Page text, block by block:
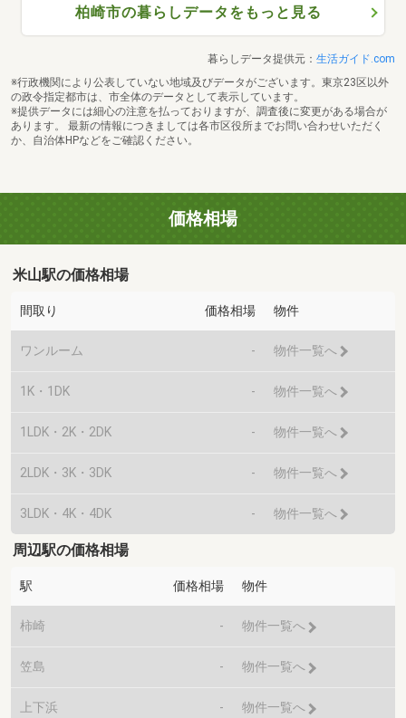
柏崎市の暮らしデータをもっと見る
暮らしデータ提供元： 生活ガイド.com
※行政機関により公表していない地域及びデータがございます。東京23区以外
の政令指定都市は、市全体のデータとして表示しています。
※提供データには細心の注意を払っておりますが、調査後に変更がある場合が
あります。 最新の情報につきましては各市区役所までお問い合わせいただく
か、自治体HPなどをご確認ください。
価格相場
米山駅の価格相場
間取り 価格相場 物件
ワンルーム - 物件一覧へ
1K・1DK - 物件一覧へ
1LDK・2K・2DK - 物件一覧へ
2LDK・3K・3DK - 物件一覧へ
3LDK・4K・4DK - 物件一覧へ
周辺駅の価格相場
駅 価格相場 物件
柿崎 - 物件一覧へ
笠島 - 物件一覧へ
上下浜 - 物件一覧へ